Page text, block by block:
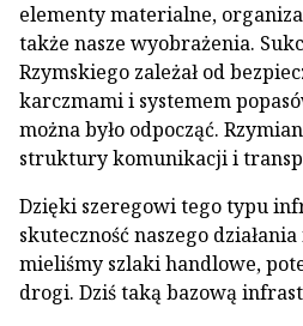
elementy materialne,
także nasze wyobrażenia.
Rzymskiego zależał od
karczmami i systemem
można było odpocząć.
struktury komunikacji i
Dzięki szeregowi tego typu
skuteczność naszego
mieliśmy szlaki handlowe,
drogi. Dziś taką bazową